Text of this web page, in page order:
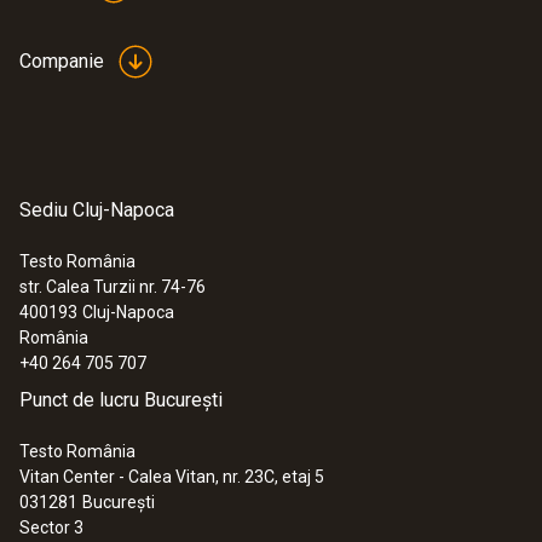
Companie
Sediu Cluj-Napoca
Testo România
str. Calea Turzii nr. 74-76
400193 Cluj-Napoca
România
+40 264 705 707
Punct de lucru București
Testo România
Vitan Center - Calea Vitan, nr. 23C, etaj 5
031281 București
Sector 3